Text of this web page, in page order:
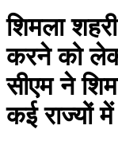
शिमला
करने को
सीएम ने
कई राज्यों